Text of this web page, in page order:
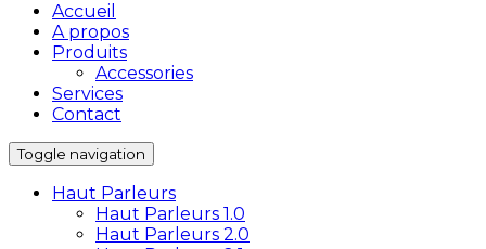
Accueil
A propos
Produits
Accessories
Services
Contact
Toggle navigation
Haut Parleurs
Haut Parleurs 1.0
Haut Parleurs 2.0